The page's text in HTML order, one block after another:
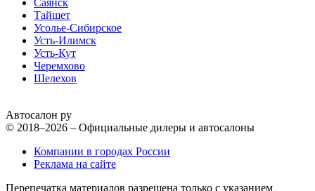
Тайшет
Усолье-Сибирское
Усть-Илимск
Усть-Кут
Черемхово
Шелехов
Автосалон ру
© 2018–2026 – Официальные дилеры и автосалоны
Компании в городах России
Реклама на сайте
Перепечатка материалов разрешена только с указанием